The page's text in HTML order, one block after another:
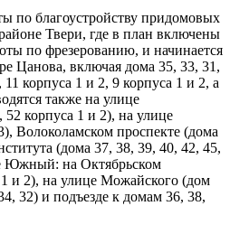
по благоустройству придомовых
Твери, где в план включены
по фрезерованию, и начинается
Цанова, включая дома 35, 33, 31,
корпуса 1 и 2, 9 корпуса 1 и 2, а
также на улице
корпуса 1 и 2), на улице
Волоколамском проспекте (дома
(дома 37, 38, 39, 40, 42, 45,
Южный: на Октябрьском
и 2), на улице Можайского (дом
32) и подъезде к домам 36, 38,